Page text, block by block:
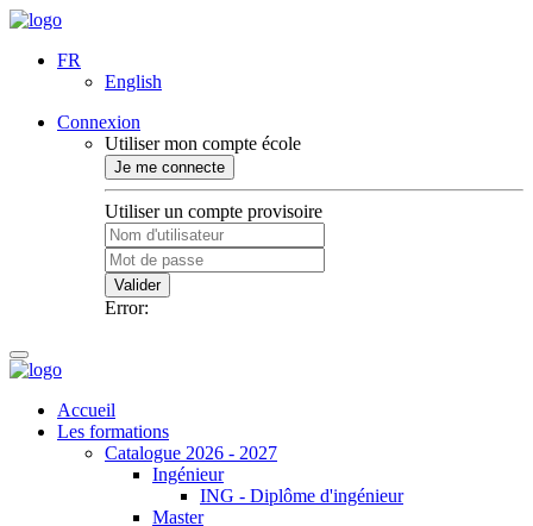
FR
English
Connexion
Utiliser mon compte école
Je me connecte
Utiliser un compte provisoire
Valider
Error:
Accueil
Les formations
Catalogue 2026 - 2027
Ingénieur
ING - Diplôme d'ingénieur
Master